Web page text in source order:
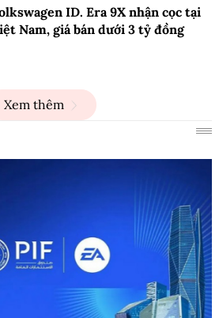
ID. Era 9X nhận cọc tại
Nam, giá bán dưới 3 tỷ đồng
Xem thêm